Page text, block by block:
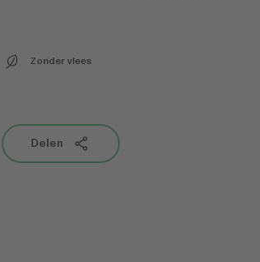
Zonder vlees
Delen